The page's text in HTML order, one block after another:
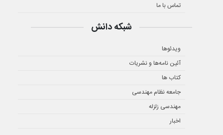
تماس با ما
شبکه دانش
ویدئوها
آئین نامه‌ها و نشریات
کتاب ها
جامعه نظام مهندسی
مهندسی زلزله
اخبار